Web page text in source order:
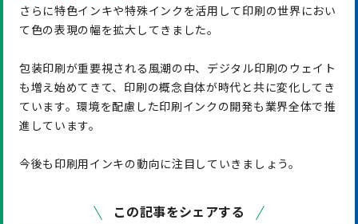
さらに特色インキや特殊インクを活用して印刷の世界におい
て色の表現の幅を拡大してきました。
包装印刷が重要視される風潮の中、デジタル印刷のウェイト
も増え始めてきて、印刷の概念自体が時代と共に変化してき
ています。環境を配慮した印刷インクの開発も業界全体で推
進しています。
今後も印刷用インキの動向に注目していきましょう。
この記事をシェアする